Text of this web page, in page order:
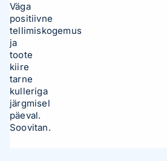
Väga
positiivne
tellimiskogemus
ja
toote
kiire
tarne
kulleriga
järgmisel
päeval.
Soovitan.